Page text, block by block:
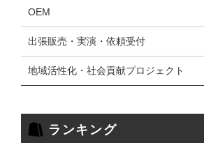
OEM
出張販売・実演・依頼受付
地域活性化・社会貢献プロジェクト
ランキング